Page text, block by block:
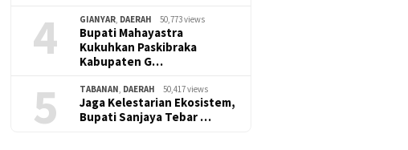
4 GIANYAR, DAERAH 50,773 views
Bupati Mahayastra
Kukuhkan Paskibraka
Kabupaten G…
5 TABANAN, DAERAH 50,417 views
Jaga Kelestarian Ekosistem,
Bupati Sanjaya Tebar …